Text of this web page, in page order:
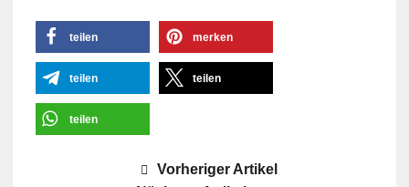
teilen merken
teilen teilen
teilen
Vorheriger Artikel